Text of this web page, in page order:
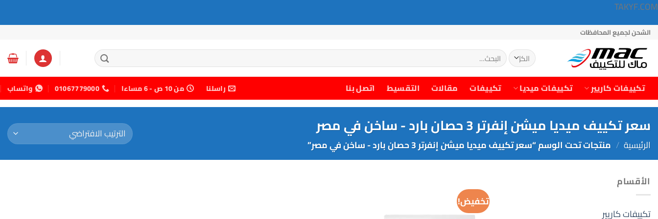
TAKYF.COM
تخطي
للمحتوى
الشحن لجميع المحافظات
البحث
عن:
تكييفات كاريير تكييفات ميديا تكييفات مقالات التقسيط اتصل بنا راسلنا من 10 ص - 6 مساءا 01067779000 واتساب
سعر تكييف ميديا ميشن إنفرتر 3 حصان بارد - ساخن في مصر
الرئيسية / منتجات تحت الوسم “سعر تكييف ميديا ميشن إنفرتر 3 حصان بارد - ساخن في مصر”
الأقسام
تكييفات كاريير
تخفيض!